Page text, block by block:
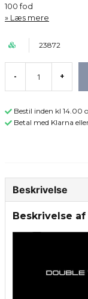
100 fod
Læs mere
23872
- +
Bestil inden kl 14.00
Betal med Klarna
Beskrivelse
Beskrivelse